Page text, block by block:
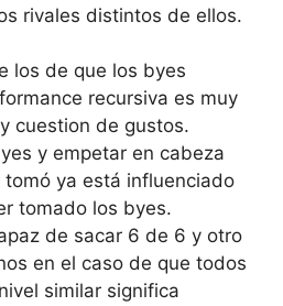
rivales distintos de ellos.
los de que los byes
recursiva es muy
cuestion de gustos.
y empetar en cabeza
tomó ya está influenciado
tomado los byes.
de sacar 6 de 6 y otro
en el caso de que todos
similar significa